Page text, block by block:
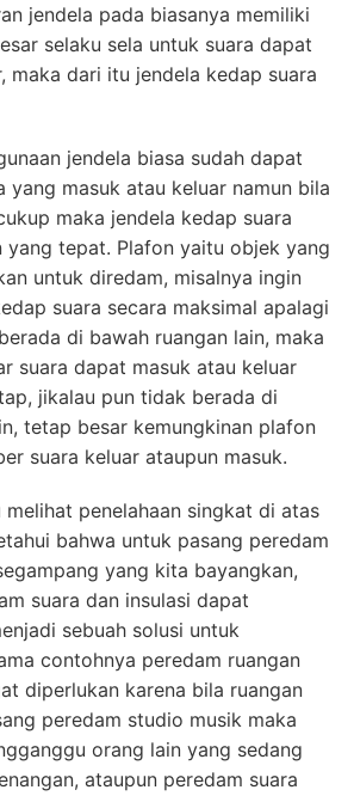
jendela pada biasanya memiliki
selaku sela untuk suara dapat
maka dari itu jendela kedap suara
jendela biasa sudah dapat
yang masuk atau keluar namun bila
maka jendela kedap suara
yang tepat. Plafon yaitu objek yang
untuk diredam, misalnya ingin
suara secara maksimal apalagi
di bawah ruangan lain, maka
suara dapat masuk atau keluar
jikalau pun tidak berada di
tetap besar kemungkinan plafon
suara keluar ataupun masuk.
melihat penelahaan singkat di atas
bahwa untuk pasang peredam
yang kita bayangkan,
suara dan insulasi dapat
sebuah solusi untuk
contohnya peredam ruangan
diperlukan karena bila ruangan
peredam studio musik maka
orang lain yang sedang
ataupun peredam suara